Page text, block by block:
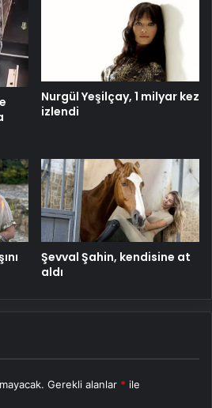
Nurgül Yeşilçay, 1 milyar kez
izlendi
Şevval Şahin, kendisine at
aldı
Gerekli alanlar * ile